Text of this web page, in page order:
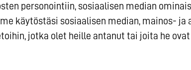
personointiin, sosiaalisen median
käytöstäsi sosiaalisen median, mainos-
jotka olet heille antanut tai joita he